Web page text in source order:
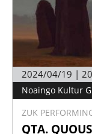
2024/04/19 |
Noaingo Kultur
ZUK
QTA.